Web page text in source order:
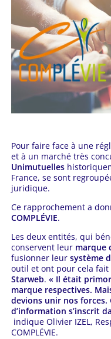
Pour faire face à une
et à un marché très
Unimutuelles
France, se sont
juridique.
Ce rapprochement a
COMPLÉVIE.
Les deux entités, qui
conservent leur marque
fusionner leursystème
outil et ont pour cela fait
Starweb. « Il était
marque respectives.
devions unir nos
d’information s’inscrit
indique Olivier IZEL,
COMPLÉVIE.